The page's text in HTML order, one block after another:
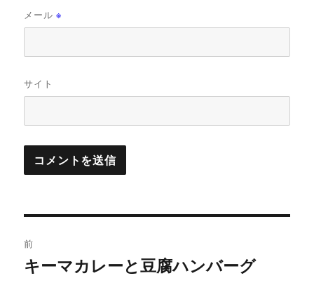
メール※
サイト
稿
前
前
キーマカレーと豆腐ハンバーグ